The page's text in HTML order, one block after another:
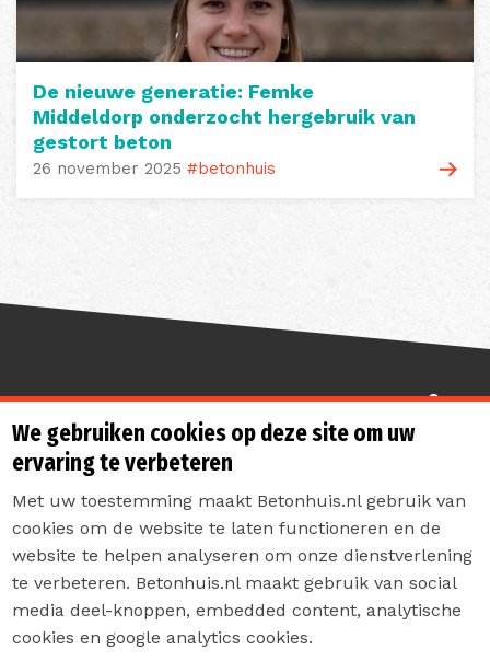
De nieuwe generatie: Femke
Middeldorp onderzocht hergebruik van
gestort beton
26 november 2025 #betonhuis
Sterk de toekomst in
Contact
Privacyverklaring
We gebruiken cookies op deze site om uw
ervaring te verbeteren
Met uw toestemming maakt Betonhuis.nl gebruik van
cookies om de website te laten functioneren en de
website te helpen analyseren om onze dienstverlening
te verbeteren. Betonhuis.nl maakt gebruik van social
media deel-knoppen, embedded content, analytische
cookies en google analytics cookies.